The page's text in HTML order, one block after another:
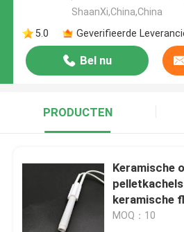
ShaanXi,China,China
5.0
Geverifieerde
Bel nu
PRODUCTEN
Keramische
keramische
MOQ：10